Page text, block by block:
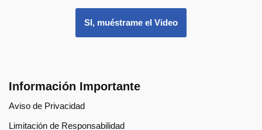
SI, muéstrame el Video
Información Importante
Aviso de Privacidad
Limitación de Responsabilidad